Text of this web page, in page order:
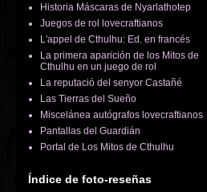
Historia Máscaras de Nyarlathotep
Juegos de rol lovecraftianos
L'appel de Cthulhu: Ed. en francés
La primera aparición de los Mitos de
Cthulhu en un juego de rol
La reputació del senyor Castañé
Las Tierras del Sueño
Miscelánea autógrafos lovecraftianos
Pantallas del Guardián
Portal de Los Mitos de Cthulhu
Índice de foto-reseñas